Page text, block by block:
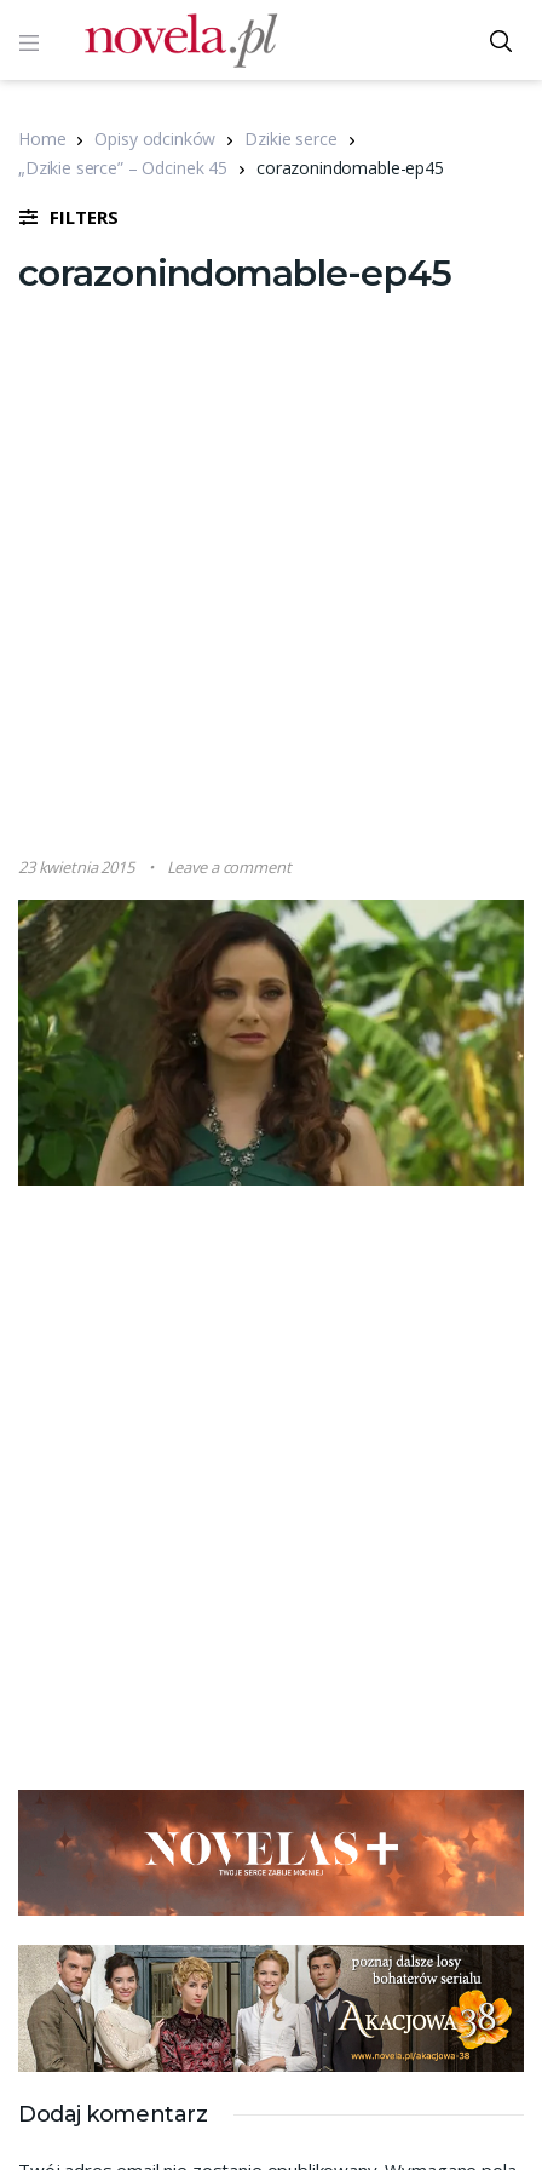
Home Opisy odcinków
Dzikie serce
„Dzikie serce” – Odcinek 45
corazonindomable-ep45
FILTERS
corazonindomable-ep45
23 kwietnia 2015 Leave a comment
Dodaj komentarz